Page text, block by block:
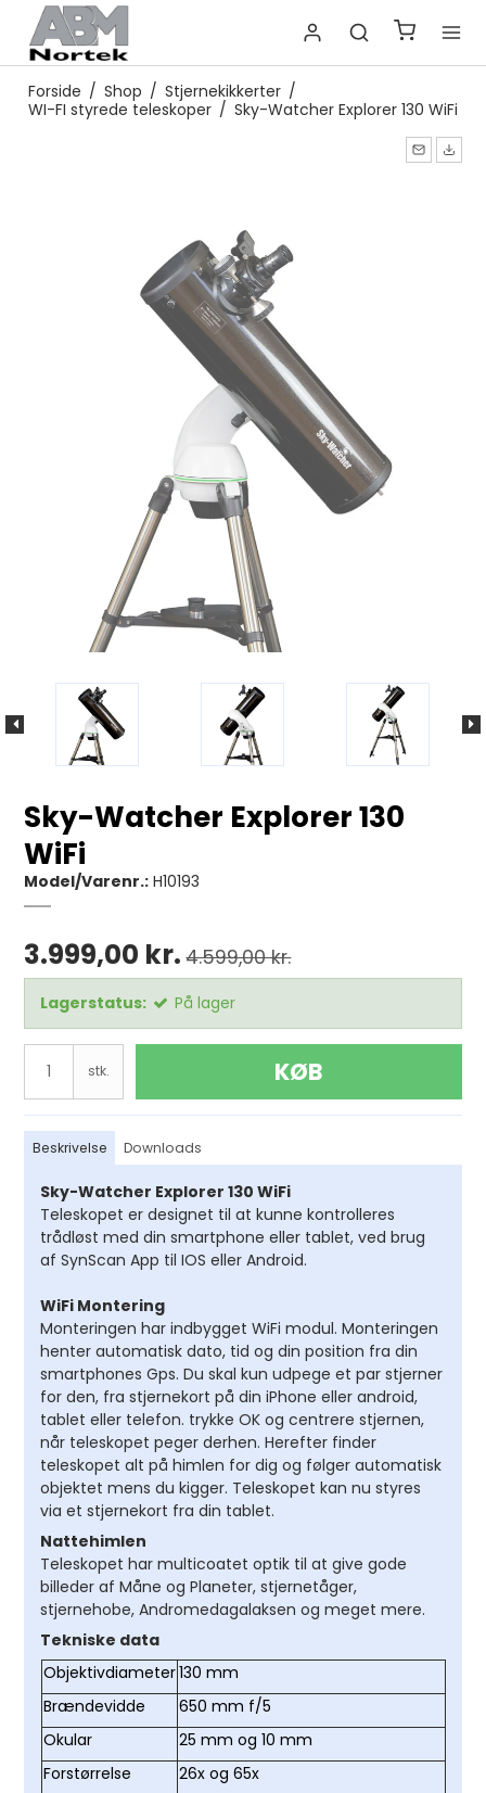
Forside / Shop / Stjernekikkerter /
WI-FI styrede teleskoper / Sky-Watcher Explorer 130 WiFi
Sky-Watcher Explorer 130
WiFi
Model/Varenr.: H10193
3.999,00 kr. 4.599,00 kr.
Lagerstatus: På lager
stk. KØB
Beskrivelse Downloads
Sky-Watcher Explorer 130 WiFi
Teleskopet er designet til at kunne kontrolleres
trådløst med din smartphone eller tablet, ved brug
af SynScan App til IOS eller Android.
WiFi Montering
Monteringen har indbygget WiFi modul. Monteringen
henter automatisk dato, tid og din position fra din
smartphones Gps. Du skal kun udpege et par stjerner
for den, fra stjernekort på din iPhone eller android,
tablet eller telefon. trykke OK og centrere stjernen,
når teleskopet peger derhen. Herefter finder
teleskopet alt på himlen for dig og følger automatisk
objektet mens du kigger. Teleskopet kan nu styres
via et stjernekort fra din tablet.
Nattehimlen
Teleskopet har multicoatet optik til at give gode
billeder af Måne og Planeter, stjernetåger,
stjernehobe, Andromedagalaksen og meget mere.
Tekniske data
Objektivdiameter130 mm
Brændevidde
650 mm f/5
Okular
25 mm og 10 mm
Forstørrelse
26x og 65x